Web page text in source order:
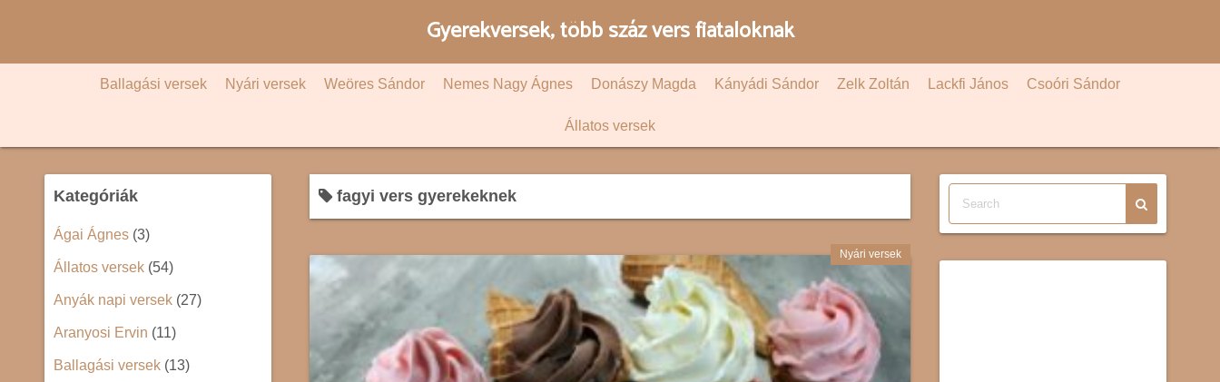
c
Gyerekversek, több száz vers fiataloknak
Ballagási versek Nyári versek Weöres Sándor Nemes Nagy Ágnes Donászy Magda Kányádi Sándor Zelk Zoltán Lackfi János Csoóri Sándor
Állatos versek
fagyi vers gyerekeknek
Nyári versek
Kategóriák
Ágai Ágnes (3)
Állatos versek (54)
Anyák napi versek (27)
Aranyosi Ervin (11)
Ballagási versek (13)